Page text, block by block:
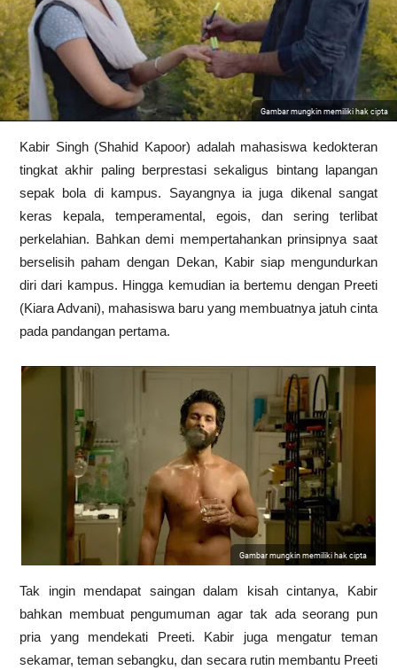
Gambar mungkin memiliki hak cipta
Kabir Singh (Shahid Kapoor) adalah mahasiswa kedokteran
tingkat akhir paling berprestasi sekaligus bintang lapangan
sepak bola di kampus. Sayangnya ia juga dikenal sangat
keras kepala, temperamental, egois, dan sering terlibat
perkelahian. Bahkan demi mempertahankan prinsipnya saat
berselisih paham dengan Dekan, Kabir siap mengundurkan
diri dari kampus. Hingga kemudian ia bertemu dengan Preeti
(Kiara Advani), mahasiswa baru yang membuatnya jatuh cinta
pada pandangan pertama.
Gambar mungkin memiliki hak cipta
Tak ingin mendapat saingan dalam kisah cintanya, Kabir
bahkan membuat pengumuman agar tak ada seorang pun
pria yang mendekati Preeti. Kabir juga mengatur teman
sekamar, teman sebangku, dan secara rutin membantu Preeti